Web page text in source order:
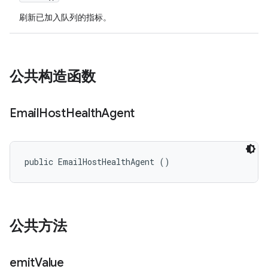
刷新已加入队列的指标。
公共构造函数
EmailHostHealthAgent
public EmailHostHealthAgent ()
公共方法
emitValue